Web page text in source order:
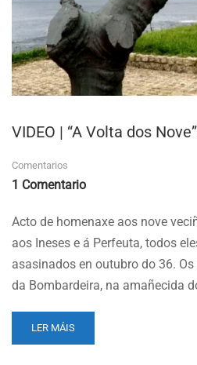
VIDEO | “A Volta dos
Comentarios
1 Comentario
Acto de homenaxe aos nove
aos Ineses e á Perfeuta, todos
asasinados en outubro do 36.
da Bombardeira, na amañecida
READ
MORE
LER MÁIS